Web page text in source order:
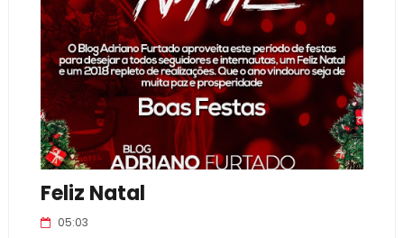
Feliz Natal
05:03